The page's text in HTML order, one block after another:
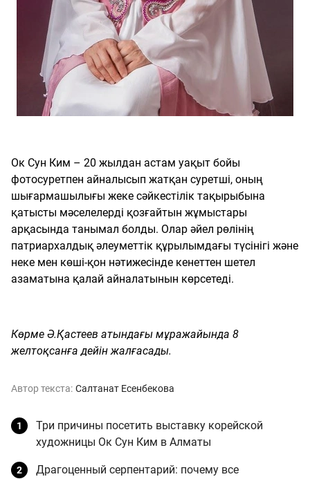
Ок Сун Ким – 20 жылдан астам уақыт бойы
фотосуретпен айналысып жатқан суретші, оның
шығармашылығы жеке сәйкестілік тақырыбына
қатысты мәселелерді қозғайтын жұмыстары
арқасында танымал болды. Олар әйел рөлінің
патриархалдық әлеуметтік құрылымдағы түсінігі және
неке мен көші-қон нәтижесінде кенеттен шетел
азаматына қалай айналатынын көрсетеді.
Көрме Ә.Қастеев атындағы мұражайында 8
желтоқсанға дейін жалғасады.
Автор текста: Салтанат Есенбекова
Три причины посетить выставку корейской
художницы Ок Сун Ким в Алматы
Драгоценный серпентарий: почему все